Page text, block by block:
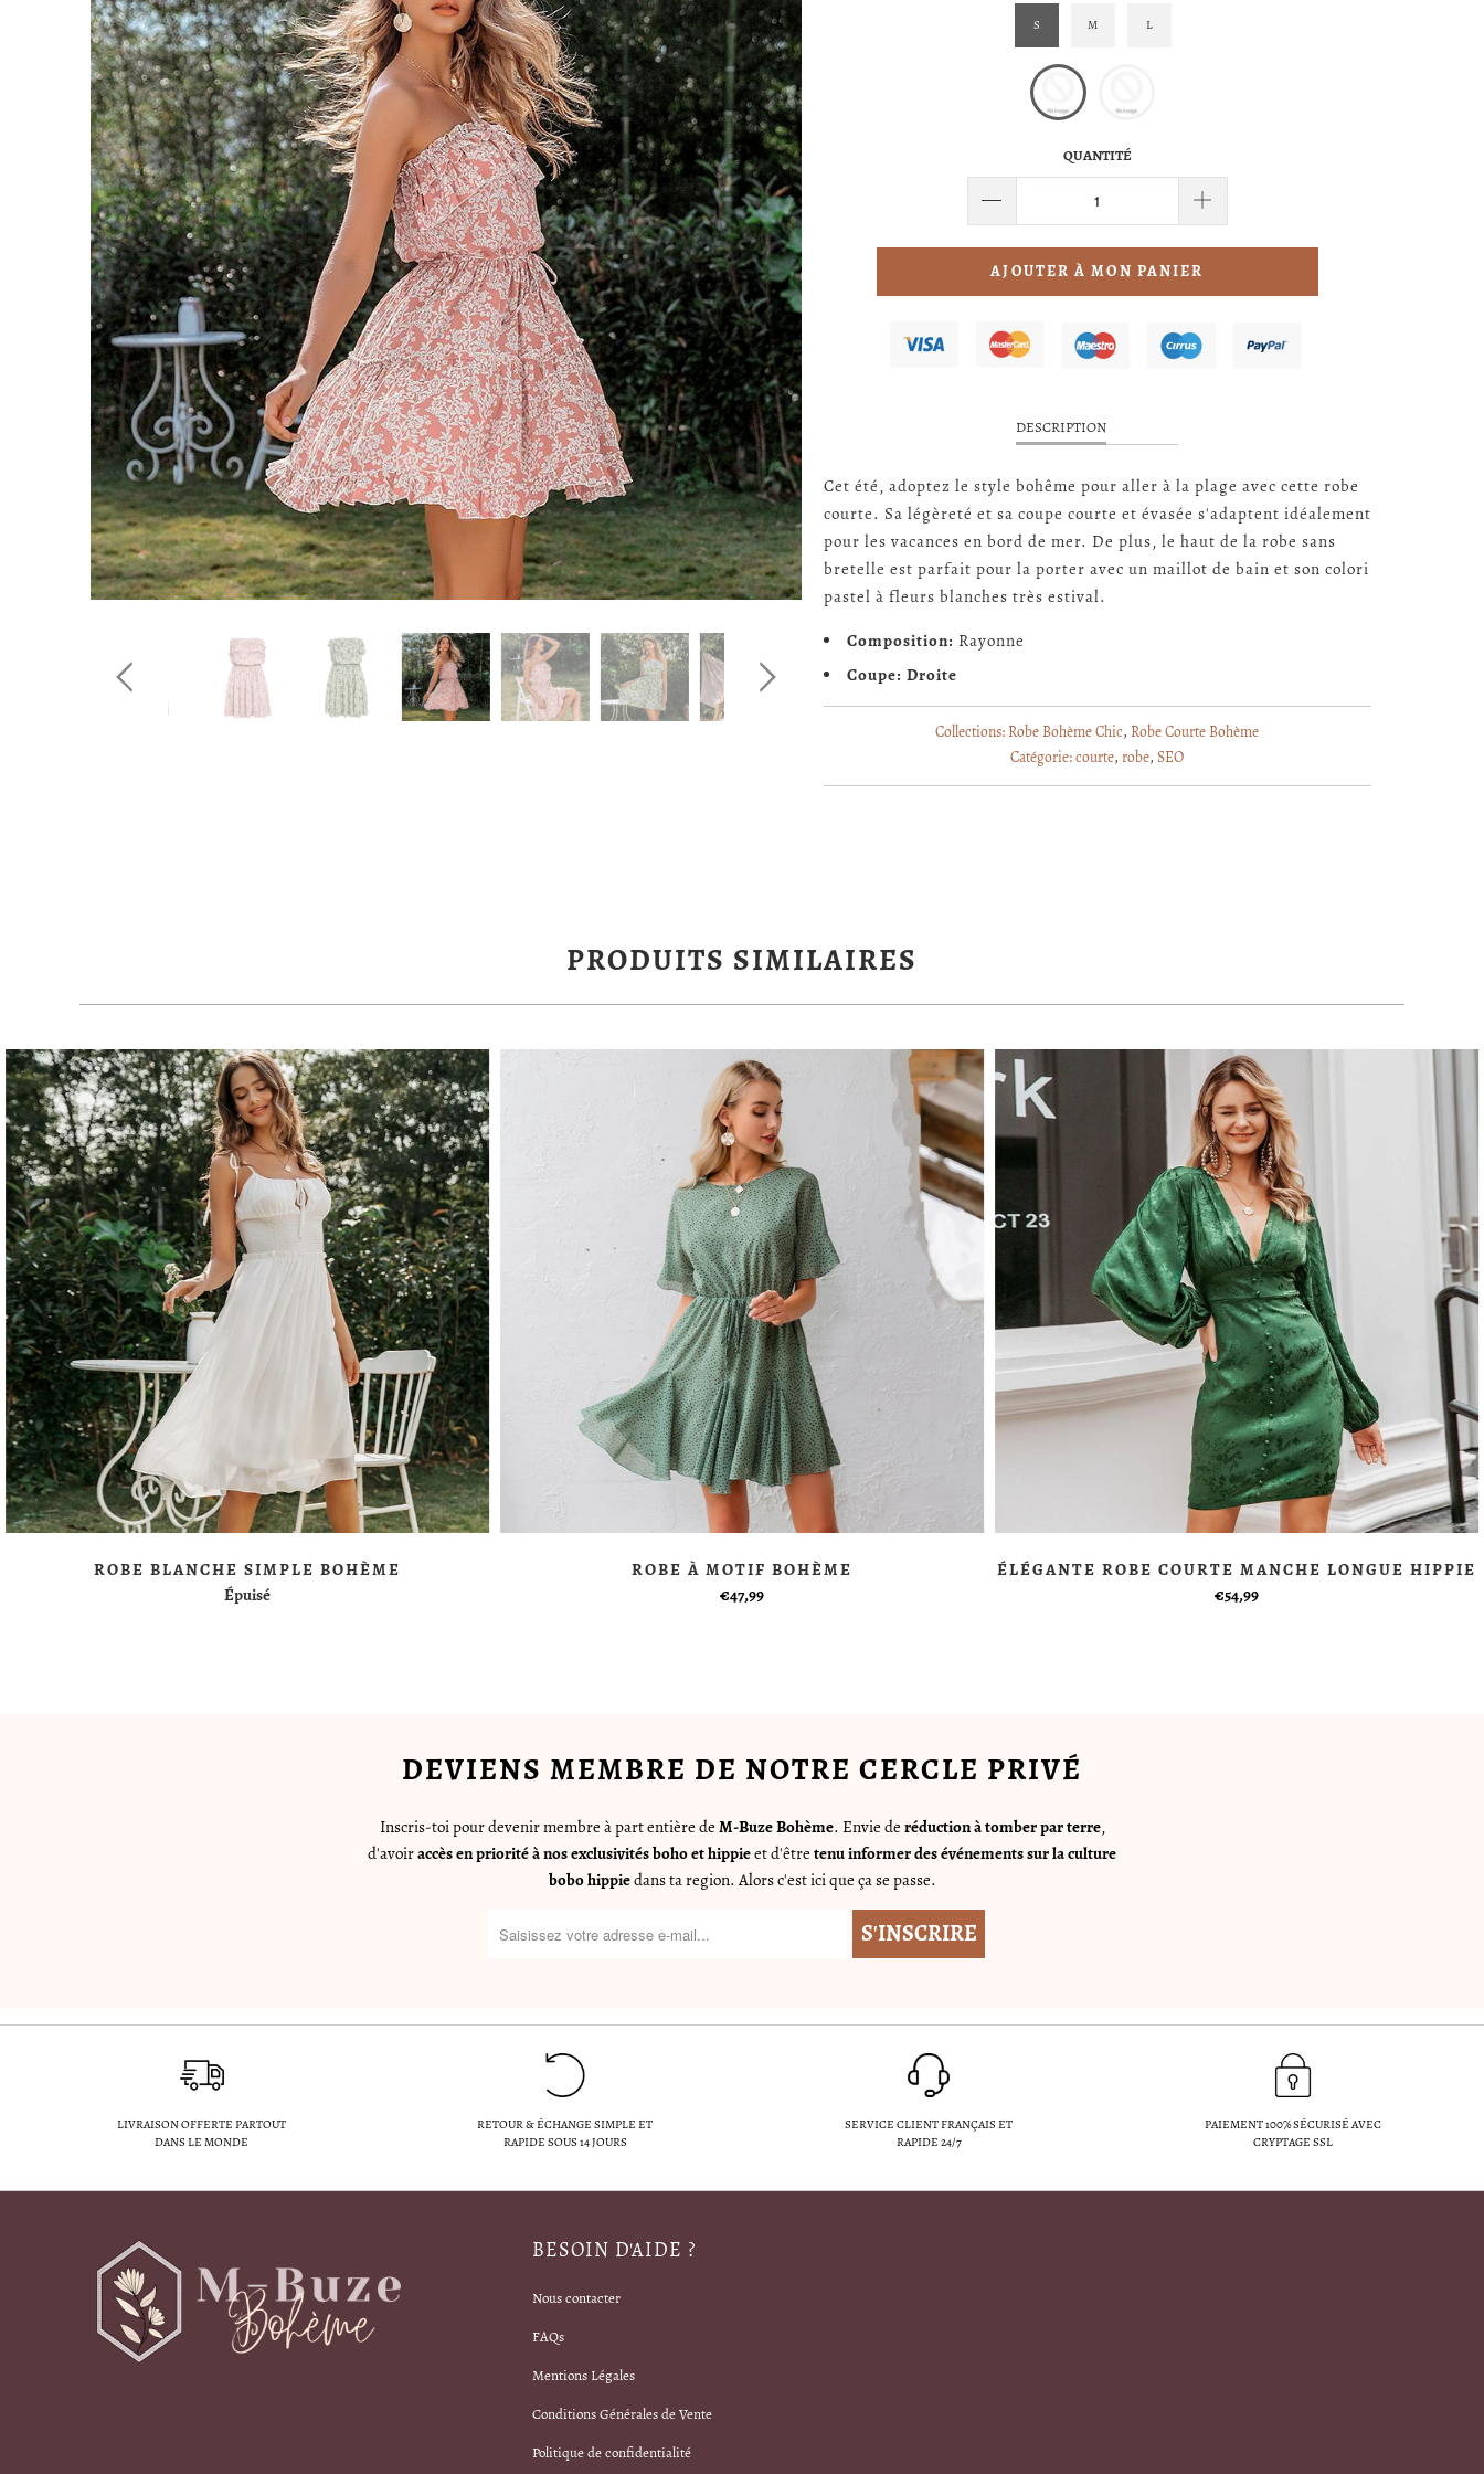
S M L
QUANTITÉ
AJOUTER À MON PANIER
DESCRIPTION
Cet été, adoptez le style bohême pour aller à la plage avec cette robe
courte. Sa légèreté et sa coupe courte et évasée s'adaptent idéalement
pour les vacances en bord de mer. De plus, le haut de la robe sans
bretelle est parfait pour la porter avec un maillot de bain et son colori
pastel à fleurs blanches très estival.
Composition: Rayonne
Coupe: Droite
Collections: Robe Bohème Chic, Robe Courte Bohème
Catégorie:courte, robe, SEO
PRODUITS SIMILAIRES
ROBE BLANCHE SIMPLE BOHÈME
Épuisé
ROBE À MOTIF BOHÈME
€47,99
ÉLÉGANTE ROBE COURTE MANCHE LONGUE HIPPIE
€54,99
DEVIENS MEMBRE DE NOTRE CERCLE PRIVÉ
Inscris-toi pour devenir membre à part entière de M-Buze Bohème. Envie de réduction à tomber par terre,
d'avoiraccès en priorité à nos exclusivités boho et hippieet d'être tenu informer des événements sur la culture
bobo hippiedans ta region. Alors c'est ici que ça se passe.
LIVRAISON OFFERTE PARTOUT
DANS LE MONDE
RETOUR & ÉCHANGE SIMPLE ET
RAPIDE SOUS 14 JOURS
SERVICE CLIENT FRANÇAIS ET
RAPIDE 24/7
PAIEMENT 100% SÉCURISÉ AVEC
CRYPTAGE SSL
BESOIN D'AIDE ?
Nous contacter
FAQs
Mentions Légales
Conditions Générales de Vente
Politique de confidentialité